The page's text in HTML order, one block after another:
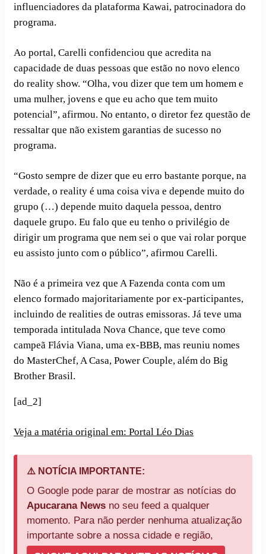
influenciadores da plataforma Kawai, patrocinadora do
programa.
Ao portal, Carelli confidenciou que acredita na
capacidade de duas pessoas que estão no novo elenco
do reality show. “Olha, vou dizer que tem um homem e
uma mulher, jovens e que eu acho que tem muito
potencial”, afirmou. No entanto, o diretor fez questão de
ressaltar que não existem garantias de sucesso no
programa.
“Gosto sempre de dizer que eu erro bastante porque, na
verdade, o reality é uma coisa viva e depende muito do
grupo (…) depende muito daquela pessoa, dentro
daquele grupo. Eu falo que eu tenho o privilégio de
dirigir um programa que nem sei o que vai rolar porque
eu assisto junto com o público”, afirmou Carelli.
Não é a primeira vez que A Fazenda conta com um
elenco formado majoritariamente por ex-participantes,
incluindo de realities de outras emissoras. Já teve uma
temporada intitulada Nova Chance, que teve como
campeã Flávia Viana, uma ex-BBB, mas reuniu nomes
do MasterChef, A Casa, Power Couple, além do Big
Brother Brasil.
[ad_2]
Veja a matéria original em: Portal Léo Dias
⚠️ NOTÍCIA IMPORTANTE:
O Google pode parar de mostrar as notícias do
Apucarana News no seu feed a qualquer
momento. Para não perder nenhuma atualização
importante sobre a nossa cidade e região,